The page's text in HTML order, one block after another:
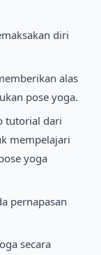
diri
alas
pose yoga.
tutorial dari
mempelajari
yoga
pernapasan
secara